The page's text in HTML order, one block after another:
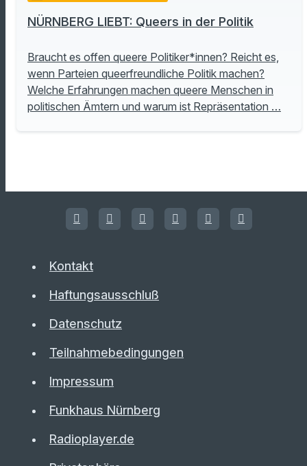
NÜRNBERG LIEBT: Queers in der Politik
Braucht es offen queere Politiker*innen? Reicht es,
wenn Parteien queerfreundliche Politik machen?
Welche Erfahrungen machen queere Menschen in
politischen Ämtern und warum ist Repräsentation …
Kontakt
Haftungsausschluß
Datenschutz
Teilnahmebedingungen
Impressum
Funkhaus Nürnberg
Radioplayer.de